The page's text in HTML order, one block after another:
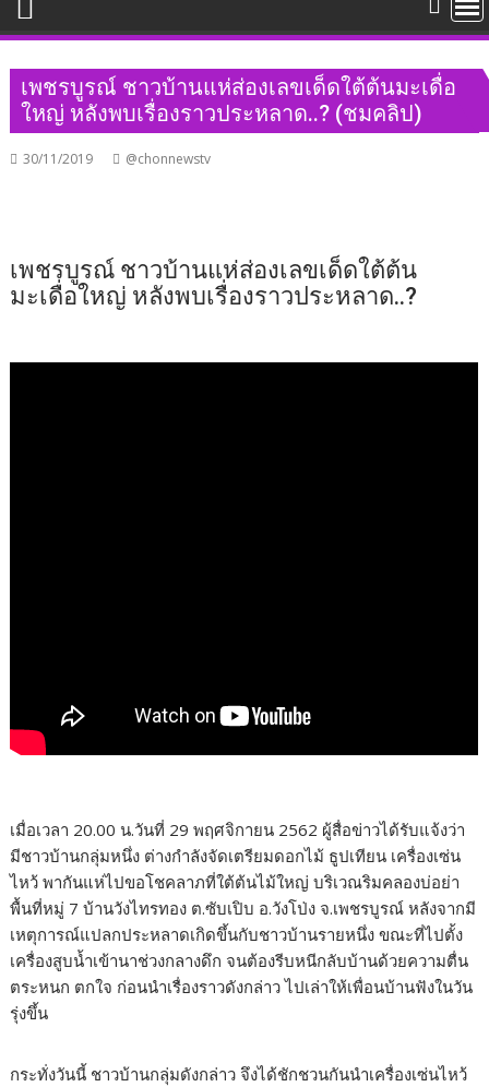
เพชรบูรณ์ ชาวบ้านแห่ส่องเลขเด็ดใต้ต้นมะเดื่อ
ใหญ่ หลังพบเรื่องราวประหลาด..? (ชมคลิป)
30/11/2019 @chonnewstv
เพชรบูรณ์ ชาวบ้านแห่ส่องเลขเด็ดใต้ต้น
มะเดื่อใหญ่ หลังพบเรื่องราวประหลาด..?
เมื่อเวลา 20.00 น.วันที่ 29 พฤศจิกายน 2562 ผู้สื่อข่าวได้รับแจ้งว่า
มีชาวบ้านกลุ่มหนึ่ง ต่างกำลังจัดเตรียมดอกไม้ ธูปเทียน เครื่องเซ่น
ไหว้ พากันแห่ไปขอโชคลาภที่ใต้ต้นไม้ใหญ่ บริเวณริมคลองบ่อย่า
พื้นที่หมู่ 7 บ้านวังไทรทอง ต.ซับเปิบ อ.วังโป่ง จ.เพชรบูรณ์ หลังจากมี
เหตุการณ์แปลกประหลาดเกิดขึ้นกับชาวบ้านรายหนึ่ง ขณะที่ไปตั้ง
เครื่องสูบน้ำเข้านาช่วงกลางดึก จนต้องรีบหนีกลับบ้านด้วยความตื่น
ตระหนก ตกใจ ก่อนนำเรื่องราวดังกล่าว ไปเล่าให้เพื่อนบ้านฟังในวัน
รุ่งขึ้น
กระทั่งวันนี้ ชาวบ้านกลุ่มดังกล่าว จึงได้ชักชวนกันนำเครื่องเซ่นไหว้